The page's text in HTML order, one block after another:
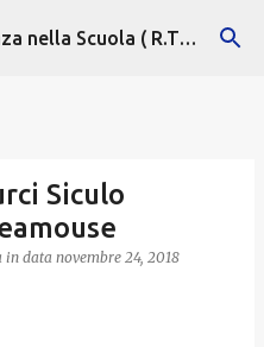
principali Regolarità e Trasparenza nella Scuola ( R.T.S. )
Siculo
in data novembre 24, 2018